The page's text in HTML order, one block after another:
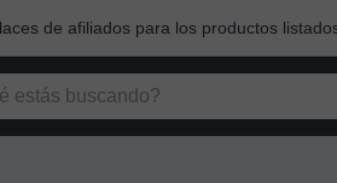
de afiliados para los productos